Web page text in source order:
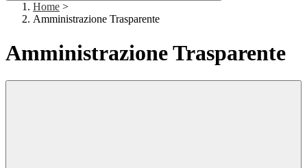
Home >
Amministrazione Trasparente
Amministrazione Trasparente